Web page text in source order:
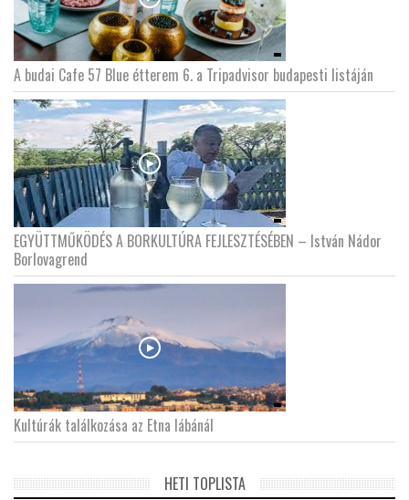
A budai Cafe 57 Blue étterem 6. a Tripadvisor budapesti listáján
EGYÜTTMŰKÖDÉS A BORKULTÚRA FEJLESZTÉSÉBEN – István Nádor
Borlovagrend
Kultúrák találkozása az Etna lábánál
HETI TOPLISTA